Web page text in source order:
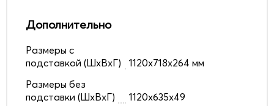
Дополнительно
Размеры с
подставкой (ШxВxГ)
1120x718x264 мм
Размеры без
подставки (ШxВxГ)
1120x635x49